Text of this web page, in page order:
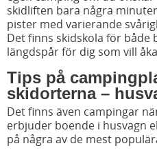
skidliften bara några
pister med varierande
Det finns skidskola för både
längdspår för dig som vill
Tips på
skidorterna –
Det finns även campingar
erbjuder boende i husvagn
på några av de mest